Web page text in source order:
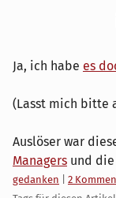
Ja, ich habe es
(Lasst mich bitte
Auslöser war
Managers und die
Kategorien:
gedanken
2